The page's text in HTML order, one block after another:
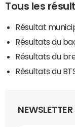
Tous les
Résultat
Résultats du
Résultats du
Résultats du